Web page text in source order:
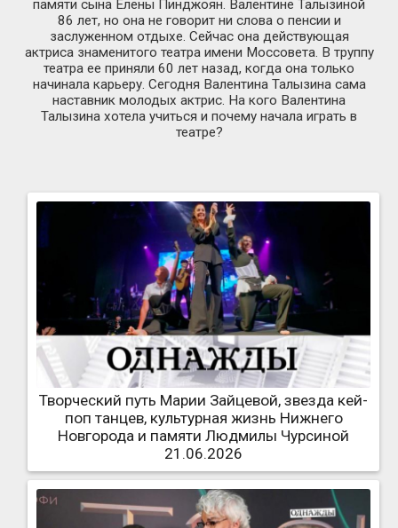
памяти сына Елены Пинджоян. Валентине Талызиной
86 лет, но она не говорит ни слова о пенсии и
заслуженном отдыхе. Сейчас она действующая
актриса знаменитого театра имени Моссовета. В труппу
театра ее приняли 60 лет назад, когда она только
начинала карьеру. Сегодня Валентина Талызина сама
наставник молодых актрис. На кого Валентина
Талызина хотела учиться и почему начала играть в
театре?
Творческий путь Марии Зайцевой, звезда кей-
поп танцев, культурная жизнь Нижнего
Новгорода и памяти Людмилы Чурсиной
21.06.2026